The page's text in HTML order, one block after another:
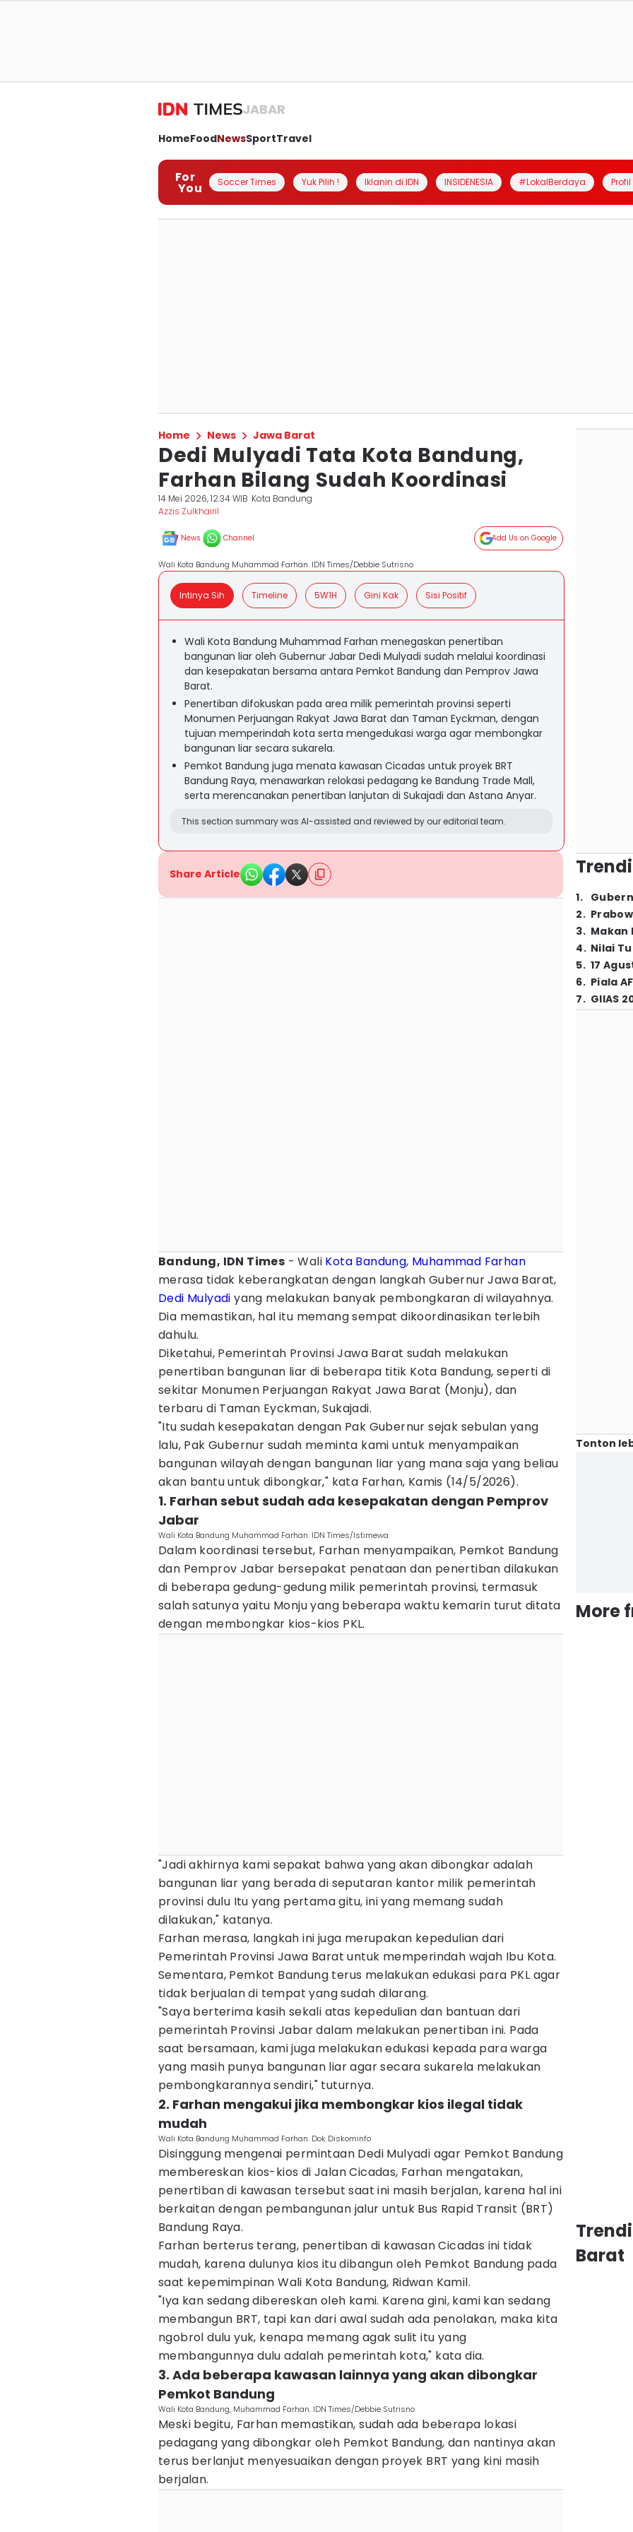
JABAR
HomeFoodNewsSportTravel
For
You Soccer Times Yuk Pilih ! Iklanin di IDN INSIDENESIA #LokalBerdaya
Home News Jawa Barat
Dedi Mulyadi Tata Kota Bandung,
Farhan Bilang Sudah Koordinasi
14 Mei 2026, 12:34 WIB Kota Bandung
Azzis Zulkhairil
News Channel Add Us on Google
Wali Kota Bandung Muhammad Farhan. IDN Times/Debbie Sutrisno
Intinya Sih Timeline 5W1H Gini Kak Sisi Positif
Wali Kota Bandung Muhammad Farhan menegaskan penertiban
bangunan liar oleh Gubernur Jabar Dedi Mulyadi sudah melalui koordinasi
dan kesepakatan bersama antara Pemkot Bandung dan Pemprov Jawa
Barat.
Penertiban difokuskan pada area milik pemerintah provinsi seperti
Monumen Perjuangan Rakyat Jawa Barat dan Taman Eyckman, dengan
tujuan memperindah kota serta mengedukasi warga agar membongkar
bangunan liar secara sukarela.
Pemkot Bandung juga menata kawasan Cicadas untuk proyek BRT
Bandung Raya, menawarkan relokasi pedagang ke Bandung Trade Mall,
serta merencanakan penertiban lanjutan di Sukajadi dan Astana Anyar.
This section summary was AI-assisted and reviewed by our editorial team.
Share Article
Bandung, IDN Times - Wali Kota Bandung, Muhammad Farhan
merasa tidak keberangkatan dengan langkah Gubernur Jawa Barat,
Dedi Mulyadi yang melakukan banyak pembongkaran di wilayahnya.
Dia memastikan, hal itu memang sempat dikoordinasikan terlebih
dahulu.
Diketahui, Pemerintah Provinsi Jawa Barat sudah melakukan
penertiban bangunan liar di beberapa titik Kota Bandung, seperti di
sekitar Monumen Perjuangan Rakyat Jawa Barat (Monju), dan
terbaru di Taman Eyckman, Sukajadi.
"Itu sudah kesepakatan dengan Pak Gubernur sejak sebulan yang
lalu, Pak Gubernur sudah meminta kami untuk menyampaikan
bangunan wilayah dengan bangunan liar yang mana saja yang beliau
akan bantu untuk dibongkar," kata Farhan, Kamis (14/5/2026).
1. Farhan sebut sudah ada kesepakatan dengan Pemprov
Jabar
Wali Kota Bandung Muhammad Farhan. IDN Times/Istimewa
Dalam koordinasi tersebut, Farhan menyampaikan, Pemkot Bandung
dan Pemprov Jabar bersepakat penataan dan penertiban dilakukan
di beberapa gedung-gedung milik pemerintah provinsi, termasuk
salah satunya yaitu Monju yang beberapa waktu kemarin turut ditata
dengan membongkar kios-kios PKL.
"Jadi akhirnya kami sepakat bahwa yang akan dibongkar adalah
bangunan liar yang berada di seputaran kantor milik pemerintah
provinsi dulu Itu yang pertama gitu, ini yang memang sudah
dilakukan," katanya.
Farhan merasa, langkah ini juga merupakan kepedulian dari
Pemerintah Provinsi Jawa Barat untuk memperindah wajah Ibu Kota.
Sementara, Pemkot Bandung terus melakukan edukasi para PKL agar
tidak berjualan di tempat yang sudah dilarang.
"Saya berterima kasih sekali atas kepedulian dan bantuan dari
pemerintah Provinsi Jabar dalam melakukan penertiban ini. Pada
saat bersamaan, kami juga melakukan edukasi kepada para warga
yang masih punya bangunan liar agar secara sukarela melakukan
pembongkarannya sendiri," tuturnya.
2. Farhan mengakui jika membongkar kios ilegal tidak
mudah
Wali Kota Bandung Muhammad Farhan. Dok Diskominfo
Disinggung mengenai permintaan Dedi Mulyadi agar Pemkot Bandung
membereskan kios-kios di Jalan Cicadas, Farhan mengatakan,
penertiban di kawasan tersebut saat ini masih berjalan, karena hal ini
berkaitan dengan pembangunan jalur untuk Bus Rapid Transit (BRT)
Bandung Raya.
Farhan berterus terang, penertiban di kawasan Cicadas ini tidak
mudah, karena dulunya kios itu dibangun oleh Pemkot Bandung pada
saat kepemimpinan Wali Kota Bandung, Ridwan Kamil.
"Iya kan sedang dibereskan oleh kami. Karena gini, kami kan sedang
membangun BRT, tapi kan dari awal sudah ada penolakan, maka kita
ngobrol dulu yuk, kenapa memang agak sulit itu yang
membangunnya dulu adalah pemerintah kota," kata dia.
3. Ada beberapa kawasan lainnya yang akan dibongkar
Pemkot Bandung
Wali Kota Bandung, Muhammad Farhan. IDN Times/Debbie Sutrisno
Meski begitu, Farhan memastikan, sudah ada beberapa lokasi
pedagang yang dibongkar oleh Pemkot Bandung, dan nantinya akan
terus berlanjut menyesuaikan dengan proyek BRT yang kini masih
berjalan.
1.
2.
3. Makan
4. Nilai
5. 17
6. Piala
7. GIIAS
Tonton
More
Barat